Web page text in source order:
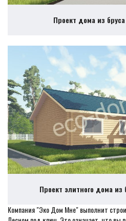
Проект дома из
Проект элитного дома
Компания "Эко Дом Мне" выполнит